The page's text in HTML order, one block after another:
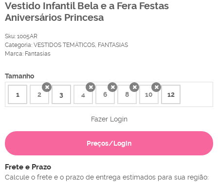
Vestido Infantil Bela e a Fera Festas
Aniversários Princesa
Sku: 1005AR
Categoria: VESTIDOS TEMÁTICOS, FANTASIAS
Marca: Fantasias
Tamanho
1 2 3 4 6 8 10x 12
Fazer Login
Preços/Login
Frete e Prazo
Calcule o frete e o prazo de entrega estimados para sua região: